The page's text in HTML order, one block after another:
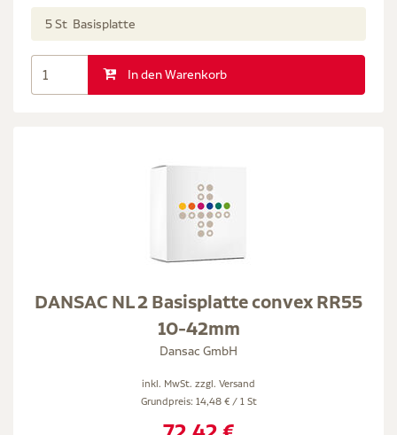
5 St Basisplatte
In den Warenkorb
DANSAC NL 2 Basisplatte convex RR55
10-42mm
Dansac GmbH
inkl. MwSt. zzgl. Versand
Grundpreis: 14,48 € / 1 St